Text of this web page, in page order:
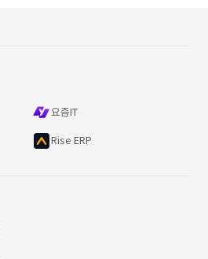
요즘IT
Rise ERP